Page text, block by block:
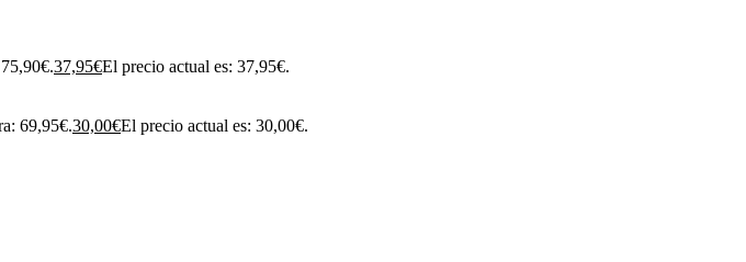
37,95€El precio actual es: 37,95€.
69,95€.30,00€El precio actual es: 30,00€.